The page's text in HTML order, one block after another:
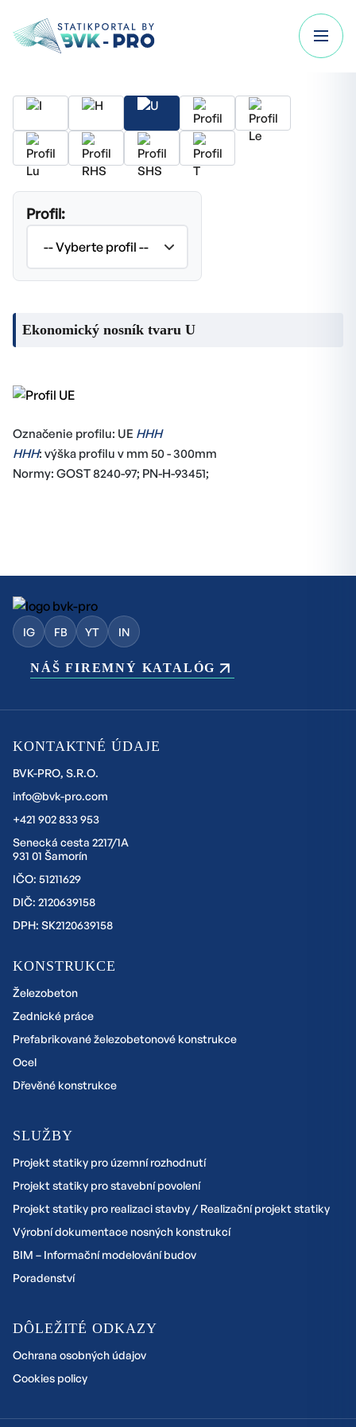
Profil:
Ekonomický nosník tvaru U
Označenie profilu: UE HHH
HHH: výška profilu v mm 50 - 300mm
Normy: GOST 8240-97; PN-H-93451;
IG FB YT IN
NÁŠ FIREMNÝ KATALÓG
KONTAKTNÉ ÚDAJE
BVK-PRO, S.R.O.
info@bvk-pro.com
+421 902 833 953
Senecká cesta 2217/1A
931 01 Šamorín
IČO: 51211629
DIČ: 2120639158
DPH: SK2120639158
KONSTRUKCE
Železobeton
Zednické práce
Prefabrikované železobetonové konstrukce
Ocel
Dřevěné konstrukce
SLUŽBY
Projekt statiky pro územní rozhodnutí
Projekt statiky pro stavební povolení
Projekt statiky pro realizaci stavby / Realizační projekt statiky
Výrobní dokumentace nosných konstrukcí
BIM – Informační modelování budov
Poradenství
DÔLEŽITÉ ODKAZY
Ochrana osobných údajov
Cookies policy